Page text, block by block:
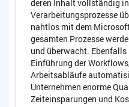
deren Inhalt vollständig
Verarbeitungsprozesse
nahtlos mit dem
gesamten Prozesse
und überwacht.
Einführung der
Arbeitsabläufe
Unternehmen enorme
Zeiteinsparungen und